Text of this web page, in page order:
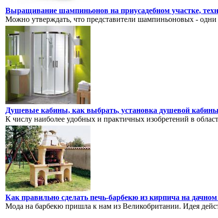
Выращивание шампиньонов на приусадебном участке,
Можно утверждать, что представители шампиньоновых -
Душевые кабины, как выбрать, установка душевой
К числу наиболее удобных и практичных изобретений в
Как правильно сделать печь-барбекю из кирпича на
Мода на барбекю пришла к нам из Великобритании. Идея